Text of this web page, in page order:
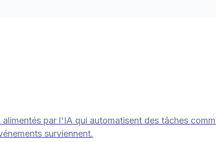
par l'IA qui automatisent des tâches
surviennent.